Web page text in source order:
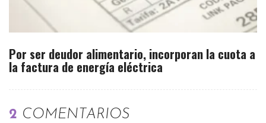
Por ser deudor alimentario, incorporan la cuota a
la factura de energía eléctrica
2 COMENTARIOS